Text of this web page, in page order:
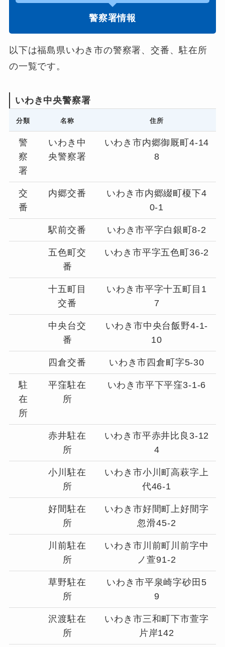
警察署情報
以下は福島県いわき市の警察署、交番、駐在所
の一覧です。
いわき中央警察署
分類 名称 住所
警
察
署
いわき中
央警察署
いわき市内郷御厩町4-14
8
交
番
内郷交番
いわき市内郷綴町榎下4
0-1
駅前交番 いわき市平字白銀町8-2
五色町交
番
いわき市平字五色町36-2
十五町目
交番
いわき市平字十五町目1
7
中央台交
番
いわき市中央台飯野4-1-
10
四倉交番 いわき市四倉町字5-30
駐
在
所
平窪駐在
所
いわき市平下平窪3-1-6
赤井駐在
所
いわき市平赤井比良3-12
4
小川駐在
所
いわき市小川町高萩字上
代46-1
好間駐在
所
いわき市好間町上好間字
忽滑45-2
川前駐在
所
いわき市川前町川前字中
ノ萱91-2
草野駐在
所
いわき市平泉崎字砂田5
9
沢渡駐在
所
いわき市三和町下市萱字
片岸142